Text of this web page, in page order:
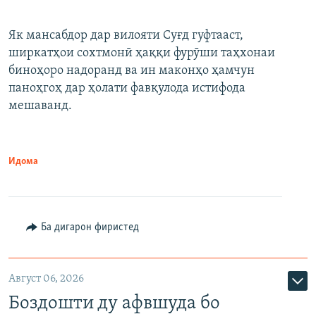
Як мансабдор дар вилояти Суғд гуфтааст,
ширкатҳои сохтмонӣ ҳаққи фурӯши таҳхонаи
биноҳоро надоранд ва ин маконҳо ҳамчун
паноҳгоҳ дар ҳолати фавқулода истифода
мешаванд.
Идома
Ба дигарон фиристед
Август 06, 2026
Боздошти ду афвшуда бо